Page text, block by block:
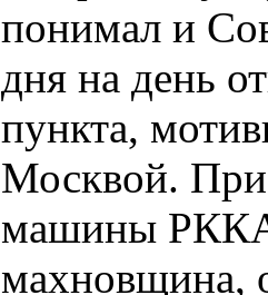
понимал и
дня на день
пункта,
Москвой. При
машины
махновщина,